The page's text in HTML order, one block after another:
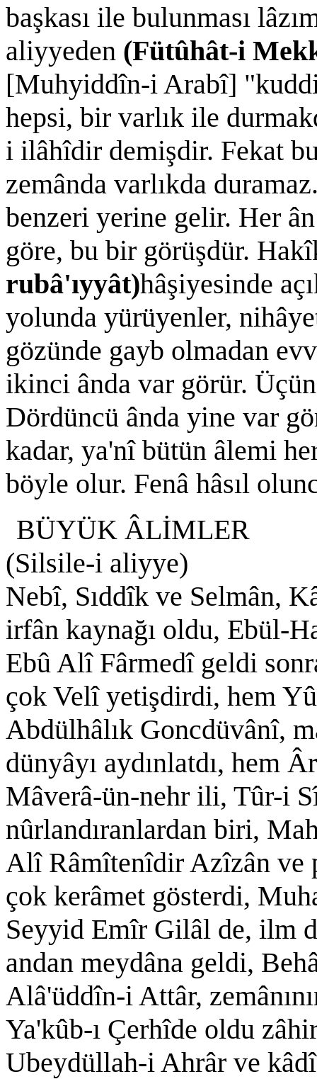
başkası ile bulunması
aliyyeden (Fütûhât-i
[Muhyiddîn-i Arabî]
hepsi, bir varlık ile
i ilâhîdir demişdir. Fekat
zemânda varlıkda
benzeri yerine gelir. Her
göre, bu bir görüşdür.
rubâ'ıyyât)hâşiyesinde
yolunda yürüyenler,
gözünde gayb olmadan
ikinci ânda var görür.
Dördüncü ânda yine var
kadar, ya'nî bütün âlemi
böyle olur. Fenâ hâsıl
BÜYÜK ÂLİMLER
(Silsile-i aliyye)
Nebî, Sıddîk ve Selmân,
irfân kaynağı oldu, Ebül-
Ebû Alî Fârmedî geldi
çok Velî yetişdirdi, hem
Abdülhâlık Goncdüvânî,
dünyâyı aydınlatdı, hem
Mâverâ-ün-nehr ili, Tûr-i
nûrlandıranlardan biri,
Alî Râmîtenîdir Azîzân ve
çok kerâmet gösterdi,
Seyyid Emîr Gilâl de, ilm
andan meydâna geldi,
Alâ'üddîn-i Attâr,
Ya'kûb-ı Çerhîde oldu
Ubeydüllah-i Ahrâr ve